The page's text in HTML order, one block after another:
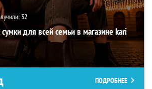
32
для всей семьи в магазине kari
ПОДРОБНЕЕ